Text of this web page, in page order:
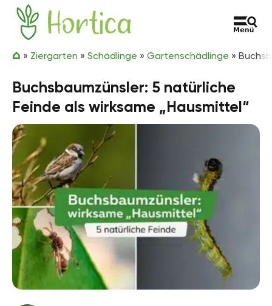
Zum Inhalt springen
Hortica
» Ziergarten » Schädlinge » Gartenschädlinge »
Buchsbaumzünsler: 5 natürliche
Feinde als wirksame „Hausmittel“